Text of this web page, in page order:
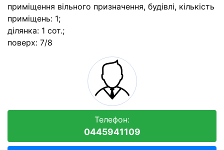
приміщення вільного призначення, будівлі, кількість
приміщень: 1;
ділянка: 1 сот.;
поверх: 7/8
Телефон:
0445941109